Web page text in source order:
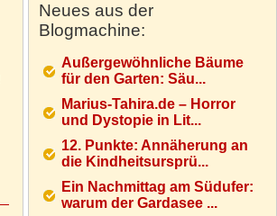
Neues aus der
Blogmachine:
Außergewöhnliche Bäume
für den Garten: Säu...
Marius-Tahira.de – Horror
und Dystopie in Lit...
12. Punkte: Annäherung an
die Kindheitsursprü...
Ein Nachmittag am Südufer:
warum der Gardasee ...